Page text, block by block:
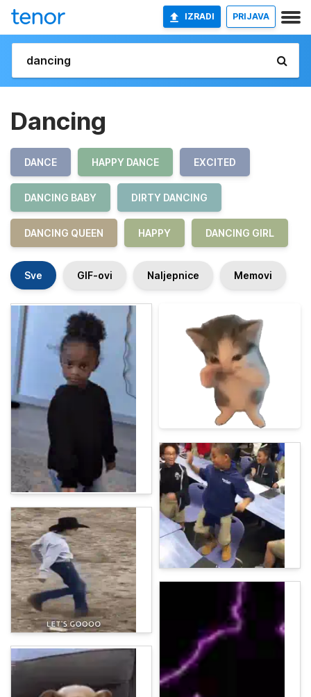
IZRADI PRIJAVA
Dancing
DANCE HAPPY DANCE EXCITED
DANCING BABY DIRTY DANCING
DANCING QUEEN HAPPY DANCING GIRL
Sve GIF-ovi Naljepnice Memovi